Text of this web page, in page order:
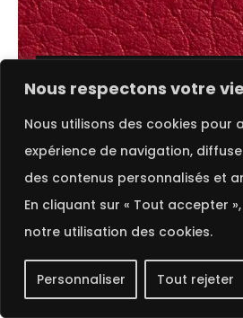
Nous respectons votre
Nous utilisons des cookies pour
expérience de navigation,
des contenus personnalisés et
En cliquant sur « Tout accepter
notre utilisation des cookies.
Personnaliser Tout rejeter
Lipstick Leather | Gmund
2025 © Procop. Tous